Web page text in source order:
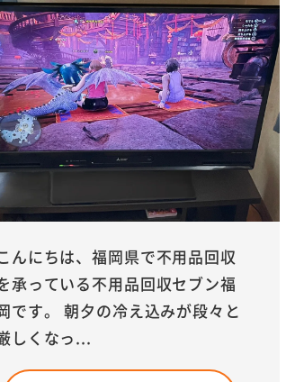
んにちは、福岡県で不用品回収
承っている不用品回収セブン福
です。 朝夕の冷え込みが段々と
しくなっ...